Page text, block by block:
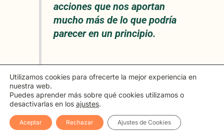
acciones que nos aportan
mucho más de lo que podría
parecer en un principio.
Para que lo veas más claro, estas son algunas de
las principales paramitas:
La generosidad:cuando somos generosos
Utilizamos cookies para ofrecerte la mejor experiencia en
nuestra web.
Puedes aprender más sobre qué cookies utilizamos o
desactivarlas en los ajustes.
Aceptar Rechazar Ajustes de Cookies